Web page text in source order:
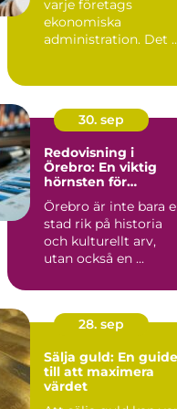
varje företags
ekonomiska
administration. Det
30. sep
Redovisning i
Örebro: En viktig
hörnsten för
Örebro är inte bara
stad rik på historia
och kulturellt arv,
utan också en ...
28. sep
Sälja guld: En guide
till att maximera
värdet